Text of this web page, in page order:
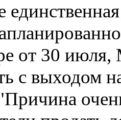
от 30 июля,
с выходом